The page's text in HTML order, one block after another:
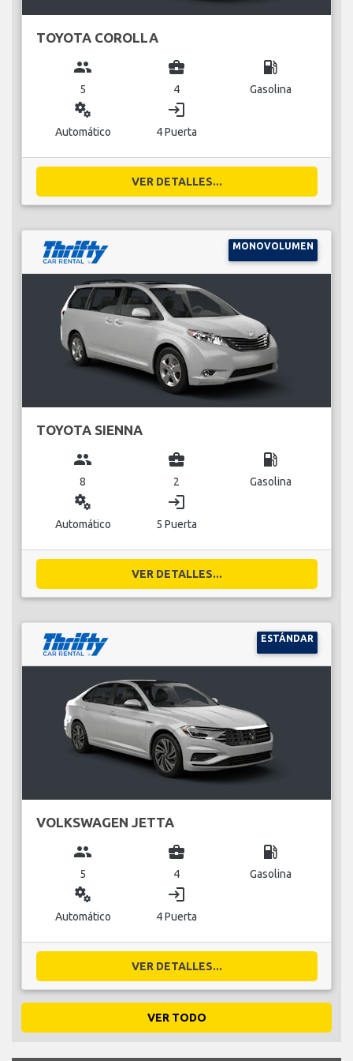
TOYOTA COROLLA
group
5
business_center
4
local_gas_station
Gasolina
miscellaneous_services
Automático
login
4 Puerta
VER DETALLES...
MONOVOLUMEN
TOYOTA SIENNA
group
8
business_center
2
local_gas_station
Gasolina
miscellaneous_services
Automático
login
5 Puerta
VER DETALLES...
ESTÁNDAR
VOLKSWAGEN JETTA
group
5
business_center
4
local_gas_station
Gasolina
miscellaneous_services
Automático
login
4 Puerta
VER DETALLES...
VER TODO